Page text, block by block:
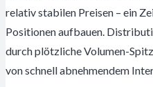
relativ stabilen Preisen – ein
Positionen aufbauen.
durch plötzliche Volumen-
von schnell abnehmendem